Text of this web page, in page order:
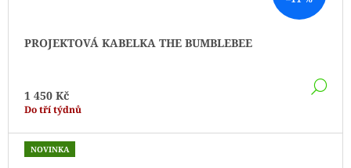
PROJEKTOVÁ KABELKA THE BUMBLEBEE
1 450 Kč
Do tří týdnů
NOVINKA